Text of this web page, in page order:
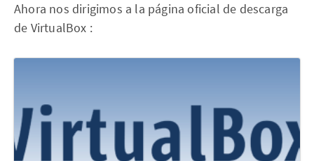
Ahora nos dirigimos a la página oficial de descarga
de VirtualBox :